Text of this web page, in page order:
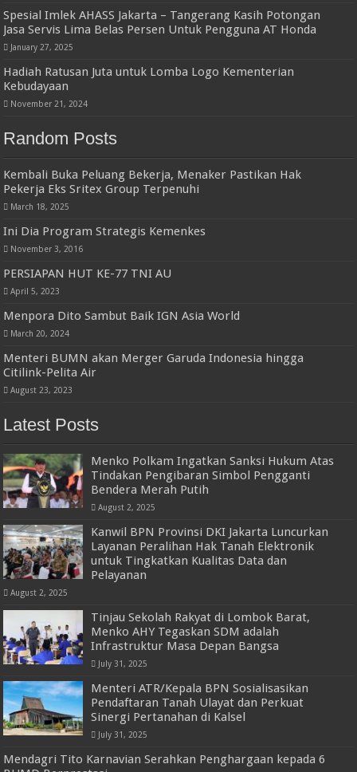
Spesial Imlek AHASS Jakarta – Tangerang Kasih Potongan
Jasa Servis Lima Belas Persen Untuk Pengguna AT Honda
January 27, 2025
Hadiah Ratusan Juta untuk Lomba Logo Kementerian
Kebudayaan
November 21, 2024
Random Posts
Kembali Buka Peluang Bekerja, Menaker Pastikan Hak
Pekerja Eks Sritex Group Terpenuhi
March 18, 2025
Ini Dia Program Strategis Kemenkes
November 3, 2016
PERSIAPAN HUT KE-77 TNI AU
April 5, 2023
Menpora Dito Sambut Baik IGN Asia World
March 20, 2024
Menteri BUMN akan Merger Garuda Indonesia hingga
Citilink-Pelita Air
August 23, 2023
Latest Posts
Menko Polkam Ingatkan Sanksi Hukum Atas
Tindakan Pengibaran Simbol Pengganti
Bendera Merah Putih
August 2, 2025
Kanwil BPN Provinsi DKI Jakarta Luncurkan
Layanan Peralihan Hak Tanah Elektronik
untuk Tingkatkan Kualitas Data dan
Pelayanan
August 2, 2025
Tinjau Sekolah Rakyat di Lombok Barat,
Menko AHY Tegaskan SDM adalah
Infrastruktur Masa Depan Bangsa
July 31, 2025
Menteri ATR/Kepala BPN Sosialisasikan
Pendaftaran Tanah Ulayat dan Perkuat
Sinergi Pertanahan di Kalsel
July 31, 2025
Mendagri Tito Karnavian Serahkan Penghargaan kepada 6